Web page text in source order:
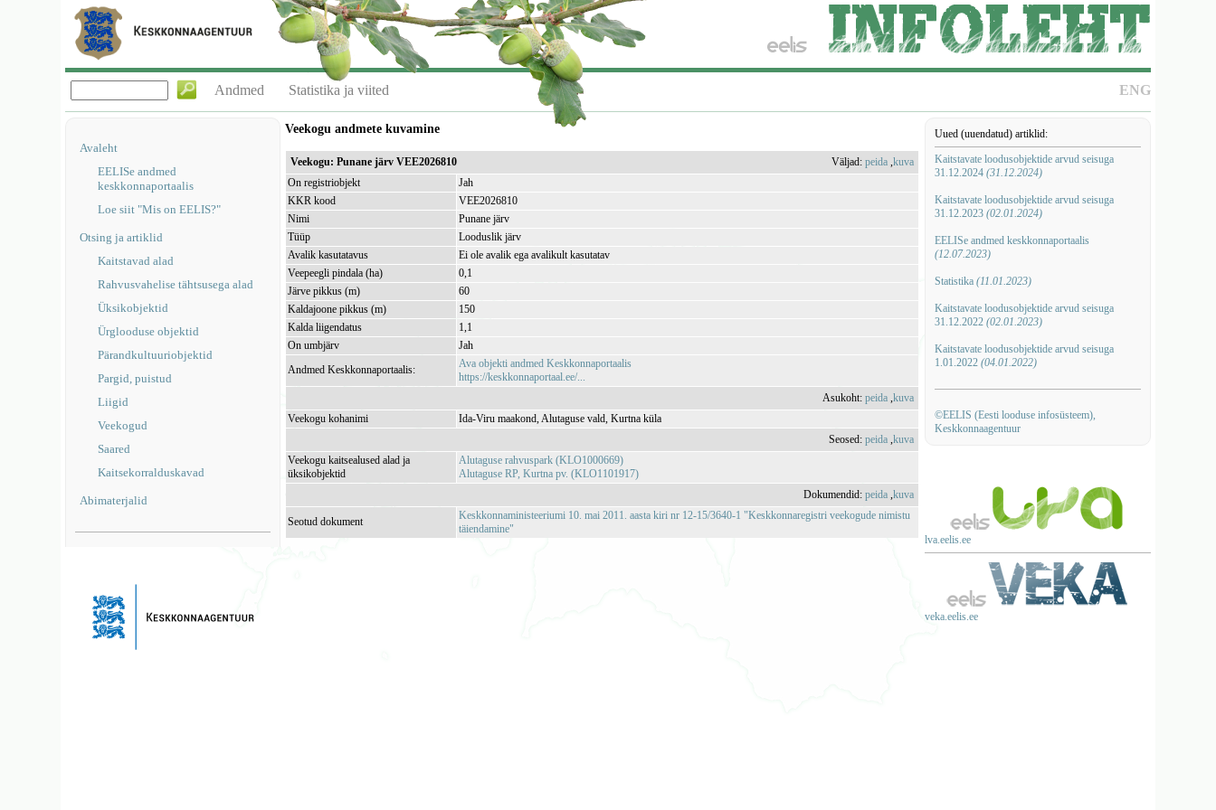
ENG
Andmed Statistika ja viited
Avaleht
EELISe andmed
keskkonnaportaalis
Loe siit "Mis on EELIS?"
Otsing ja artiklid
Kaitstavad alad
Rahvusvahelise tähtsusega alad
Üksikobjektid
Ürglooduse objektid
Pärandkultuuriobjektid
Pargid, puistud
Liigid
Veekogud
Saared
Kaitsekorralduskavad
Abimaterjalid
Uued (uuendatud) artiklid:
Kaitstavate loodusobjektide arvud seisuga
31.12.2024 (31.12.2024)
Kaitstavate loodusobjektide arvud seisuga
31.12.2023 (02.01.2024)
EELISe andmed keskkonnaportaalis
(12.07.2023)
Statistika (11.01.2023)
Kaitstavate loodusobjektide arvud seisuga
31.12.2022 (02.01.2023)
Kaitstavate loodusobjektide arvud seisuga
1.01.2022 (04.01.2022)
©EELIS (Eesti looduse infosüsteem),
Keskkonnaagentuur
lva.eelis.ee
veka.eelis.ee
Veekogu andmete kuvamine
Veekogu: Punane järv VEE2026810 Väljad:peida ,kuva
On registriobjekt
Jah
KKR kood
VEE2026810
Nimi
Punane järv
Tüüp
Looduslik järv
Avalik kasutatavus
Ei ole avalik ega avalikult kasutatav
Veepeegli pindala (ha)
0,1
Järve pikkus (m)
60
Kaldajoone pikkus (m)
150
Kalda liigendatus
1,1
On umbjärv
Jah
Andmed Keskkonnaportaalis:
Ava objekti andmed Keskkonnaportaalis
https://keskkonnaportaal.ee/...
Asukoht:peida ,kuva
Veekogu kohanimi
Ida-Viru maakond, Alutaguse vald, Kurtna küla
Seosed:peida ,kuva
Veekogu kaitsealused alad ja
üksikobjektid
Alutaguse rahvuspark (KLO1000669)
Alutaguse RP, Kurtna pv. (KLO1101917)
Dokumendid:peida ,kuva
Seotud dokument
Keskkonnaministeeriumi 10. mai 2011. aasta kiri nr 12-15/3640-1 "Keskkonnaregistri veekogude nimistu
täiendamine"